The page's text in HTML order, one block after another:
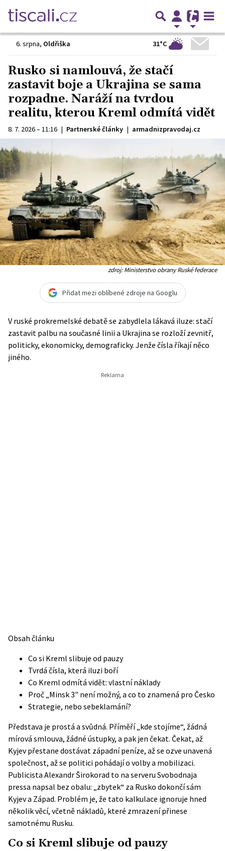
6. srpna, Oldřiška 31°C
Rusko si namlouvá, že stačí
zastavit boje a Ukrajina se sama
rozpadne. Naráží na tvrdou
realitu, kterou Kreml odmítá vidět
8. 7. 2026 – 11:16 | Partnerské články | armadnizpravodaj.cz
zdroj: Ministerstvo obrany Ruské federace
Přidat mezi oblíbené zdroje na Googlu
V ruské prokremelské debatě se zabydlela lákavá iluze: stačí
zastavit palbu na současné linii a Ukrajina se rozloží zevnitř,
politicky, ekonomicky, demograficky. Jenže čísla říkají něco
jiného.
Obsah článku
Co si Kreml slibuje od pauzy
Tvrdá čísla, která iluzi boří
Co Kreml odmítá vidět: vlastní náklady
Proč „Minsk 3" není možný, a co to znamená pro Česko
Strategie, nebo sebeklamání?
Představa je prostá a svůdná. Příměří „kde stojíme“, žádná
mírová smlouva, žádné ústupky, a pak jen čekat. Čekat, až
Kyjev přestane dostávat západní peníze, až se ozve unavená
společnost, až se politici pohádají o volby a mobilizaci.
Publicista Alexandr Širokorad to na serveru Svobodnaja
pressa napsal bez obalu: „zbytek“ za Rusko dokončí sám
Kyjev a Západ. Problém je, že tato kalkulace ignoruje hned
několik věcí, včetně nákladů, které zmrazení přinese
samotnému Rusku.
Co si Kreml slibuje od pauzy